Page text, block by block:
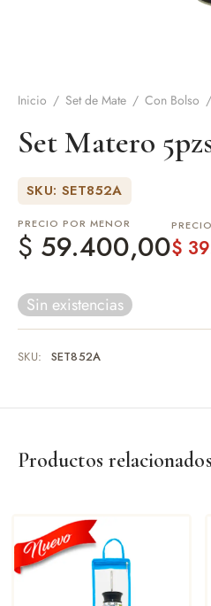
Inicio / Set de Mate / Con Bolso /
Set Matero
SKU: SET852A
PRECIO POR MENOR
$ 59.400,00$
Sin existencias
SKU: SET852A
Productos relacionados
y accesorios